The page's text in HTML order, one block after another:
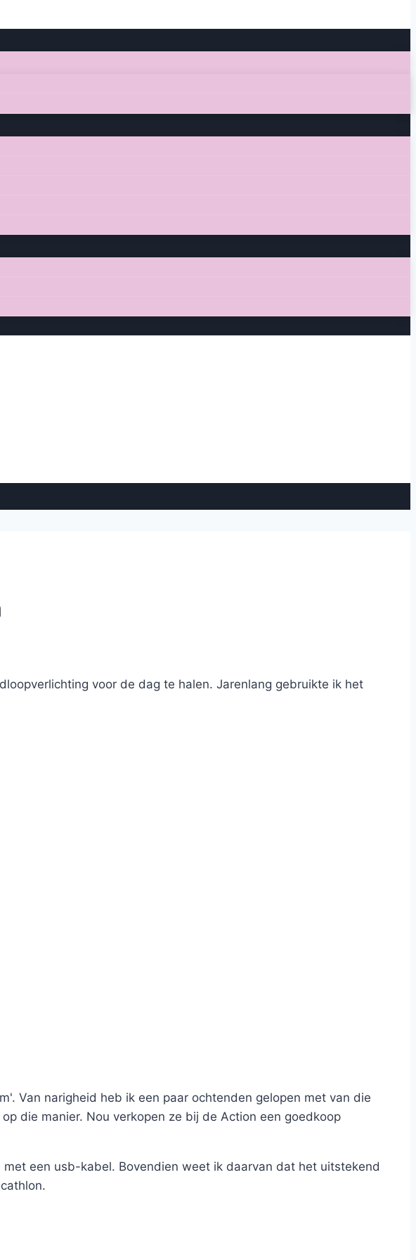
voor de dag te halen. Jarenlang gebruikte ik het
Van narigheid heb ik een paar ochtenden gelopen met van die
die manier. Nou verkopen ze bij de Action een goedkoop
een usb-kabel. Bovendien weet ik daarvan dat het uitstekend